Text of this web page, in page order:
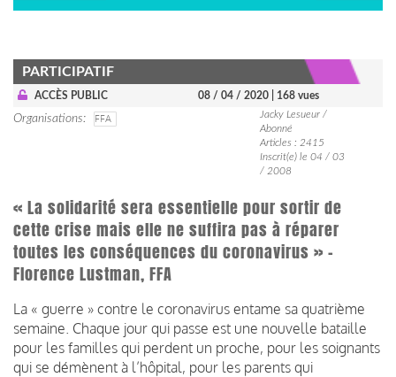
PARTICIPATIF
ACCÈS PUBLIC 08 / 04 / 2020 | 168 vues
Organisations FFA
Jacky Lesueur /
Abonné
Articles : 2415
Inscrit(e) le 04 / 03
/ 2008
« La solidarité sera essentielle pour sortir de
cette crise mais elle ne suffira pas à réparer
toutes les conséquences du coronavirus » -
Florence Lustman, FFA
La « guerre » contre le coronavirus entame sa quatrième
semaine. Chaque jour qui passe est une nouvelle bataille
pour les familles qui perdent un proche, pour les soignants
qui se démènent à l’hôpital, pour les parents qui